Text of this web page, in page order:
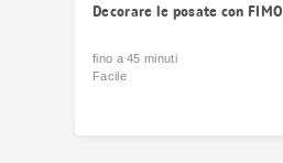
Decorare le posate con FIMO
fino a 45 minuti
Facile